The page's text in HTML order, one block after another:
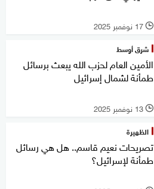
l 17 نوفمبر 2025
شرق أوسط
الأمين العام لحزب الله يبعث برسائل
طمأنة لشمال إسرائيل
l 13 نوفمبر 2025
الظهيرة
تصريحات نعيم قاسم.. هل هي رسائل
طمأنة لإسرائيل؟